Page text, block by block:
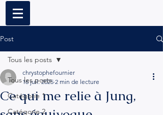
Post
Tous les posts
Catégorie 1
Catégorie 2
Tous les posts
Ce qui me relie à Jung,
chrystophefournier
16 juil. 2025 2 min de lecture